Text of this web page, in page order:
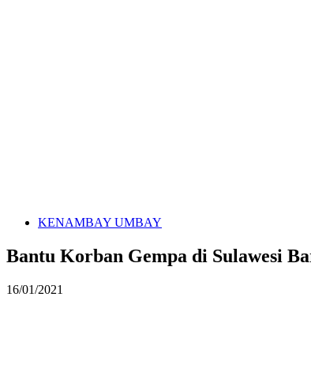
KENAMBAY UMBAY
Bantu Korban Gempa di Sulawesi
16/01/2021